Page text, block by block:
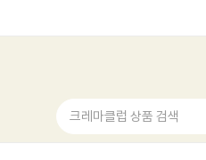
크레마클럽 상품 검색